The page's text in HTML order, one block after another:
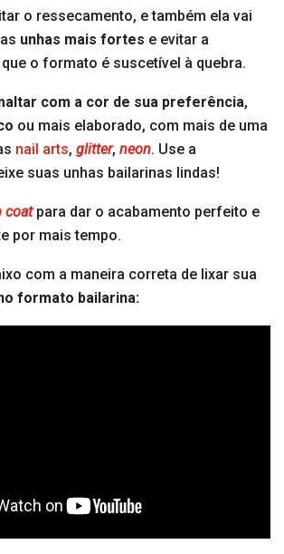
o ressecamento, e também ela vai
unhas mais fortes e evitar a
o formato é suscetível à quebra.
com a cor de sua preferência,
ou mais elaborado, com mais de uma
nail arts, glitter, neon. Use a
suas unhas bailarinas lindas!
coatpara dar o acabamento perfeito e
por mais tempo.
com a maneira correta de lixar sua
formato bailarina: